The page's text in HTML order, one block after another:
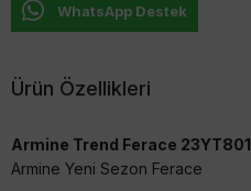
WhatsApp Destek
Ürün Özellikleri
Armine Trend Ferace 23YT801
Armine Yeni Sezon Ferace